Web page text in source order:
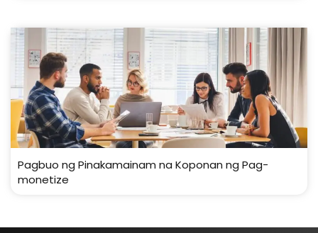
Pagbuo ng Pinakamainam na Koponan ng Pag-
monetize